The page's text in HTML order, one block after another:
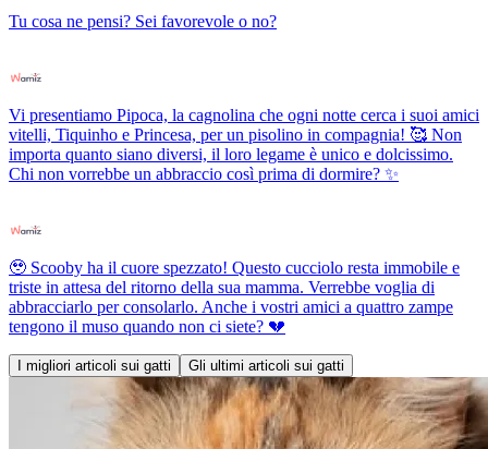
Tu cosa ne pensi? Sei favorevole o no?
Vi presentiamo Pipoca, la cagnolina che ogni notte cerca i suoi amici
vitelli, Tiquinho e Princesa, per un pisolino in compagnia! 🥰 Non
importa quanto siano diversi, il loro legame è unico e dolcissimo.
Chi non vorrebbe un abbraccio così prima di dormire? ✨
🥹 Scooby ha il cuore spezzato! Questo cucciolo resta immobile e
triste in attesa del ritorno della sua mamma. Verrebbe voglia di
abbracciarlo per consolarlo. Anche i vostri amici a quattro zampe
tengono il muso quando non ci siete? 💔
I migliori articoli sui gatti Gli ultimi articoli sui gatti